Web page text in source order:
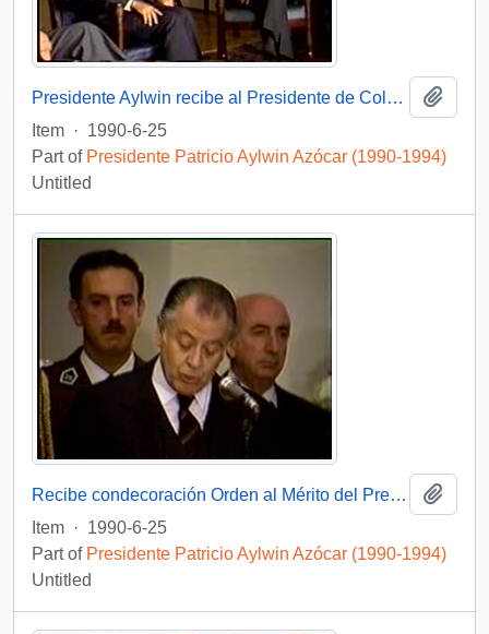
Presidente Aylwin recibe al Presidente de Colombia Virgilio Barco Vargas en la Moneda: video
Item · 1990-6-25
Part of Presidente Patricio Aylwin Azócar (1990-1994)
Untitled
Recibe condecoración Orden al Mérito del Presidente de Colombia : video
Item · 1990-6-25
Part of Presidente Patricio Aylwin Azócar (1990-1994)
Untitled